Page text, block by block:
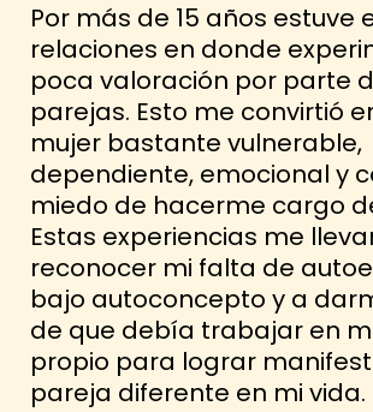
Por más de 15 años estuve
relaciones en donde
poca valoración por parte
parejas. Esto me convirtió
mujer bastante vulnerable,
dependiente, emocional y
miedo de hacerme cargo
Estas experiencias me
reconocer mi falta de
bajo autoconcepto y a
de que debía trabajar en
propio para lograr
pareja diferente en mi vida.